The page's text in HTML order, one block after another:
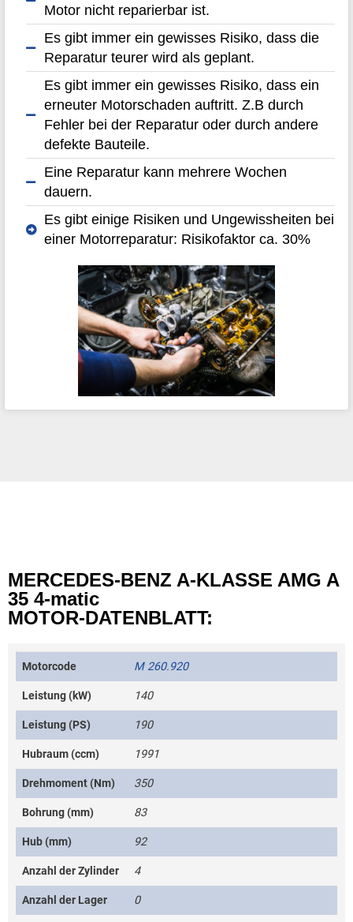
Motor nicht reparierbar ist.
Es gibt immer ein gewisses Risiko, dass die
Reparatur teurer wird als geplant.
Es gibt immer ein gewisses Risiko, dass ein
erneuter Motorschaden auftritt. Z.B durch
Fehler bei der Reparatur oder durch andere
defekte Bauteile.
Eine Reparatur kann mehrere Wochen
dauern.
Es gibt einige Risiken und Ungewissheiten bei
einer Motorreparatur: Risikofaktor ca. 30%
MERCEDES-BENZ A-KLASSE AMG A
35 4-matic
MOTOR-DATENBLATT:
Motorcode M 260.920
Leistung (kW) 140
Leistung (PS) 190
Hubraum (ccm) 1991
Drehmoment (Nm) 350
Bohrung (mm) 83
Hub (mm) 92
Anzahl der Zylinder 4
Anzahl der Lager 0